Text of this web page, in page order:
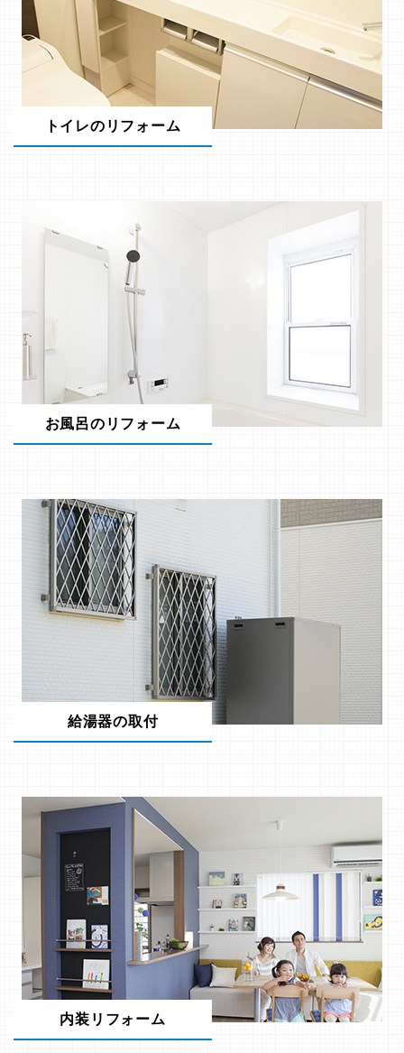
トイレのリフォーム
お風呂のリフォーム
給湯器の取付
内装リフォーム